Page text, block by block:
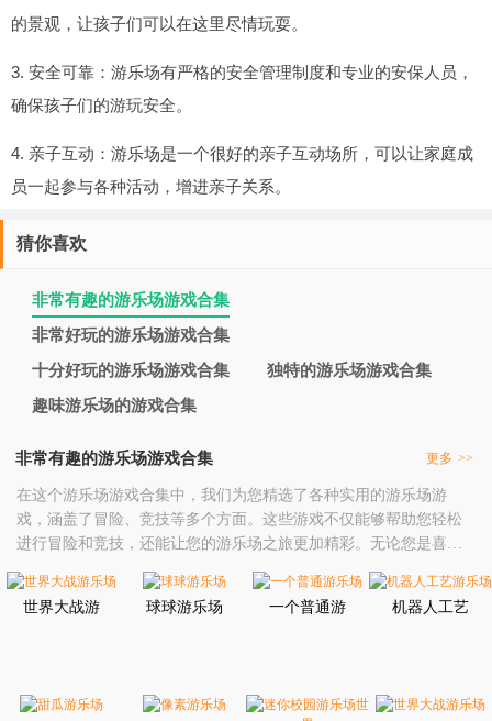
的景观，让孩子们可以在这里尽情玩耍。
3. 安全可靠：游乐场有严格的安全管理制度和专业的安保人员，
确保孩子们的游玩安全。
4. 亲子互动：游乐场是一个很好的亲子互动场所，可以让家庭成
员一起参与各种活动，增进亲子关系。
猜你喜欢
非常有趣的游乐场游戏合集
非常好玩的游乐场游戏合集
十分好玩的游乐场游戏合集
独特的游乐场游戏合集
趣味游乐场的游戏合集
非常有趣的游乐场游戏合集 更多 >>
在这个游乐场游戏合集中，我们为您精选了各种实用的游乐场游
戏，涵盖了冒险、竞技等多个方面。这些游戏不仅能够帮助您轻松
进行冒险和竞技，还能让您的游乐场之旅更加精彩。无论您是喜欢
玩冒险游戏如《荒野大镖客》、《巫师3》等，还是喜欢玩竞技游戏
如《星际战甲》、《文明》等，这个合集都能为您提供最适合您的
游乐场游戏。这些游戏功能强大，操作简单，让您轻松掌握游戏的
世界大战游
球球游乐场
一个普通游
机器人工艺